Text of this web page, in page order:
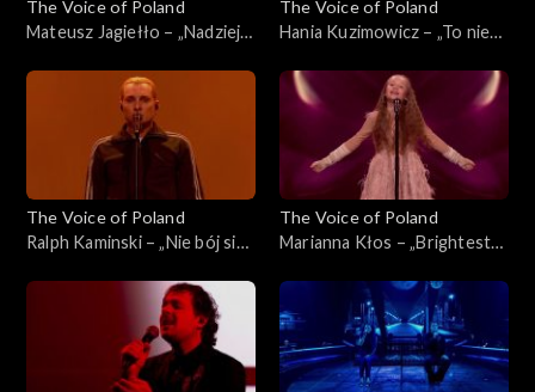
The Voice of Poland
Mateusz Jagiełło – „Nadzieja”,
29 listopada 2025
The Voice of Poland
Hania Kuzimowicz – „To nie
Finał, 29 listopada 2025
The Voice of Poland
Ralph Kaminski – „Nie bój się
Poland”, Finał, 29 listopada
The Voice of Poland
Marianna Kłos – „Brightest
Finał, 29 listopada 2025